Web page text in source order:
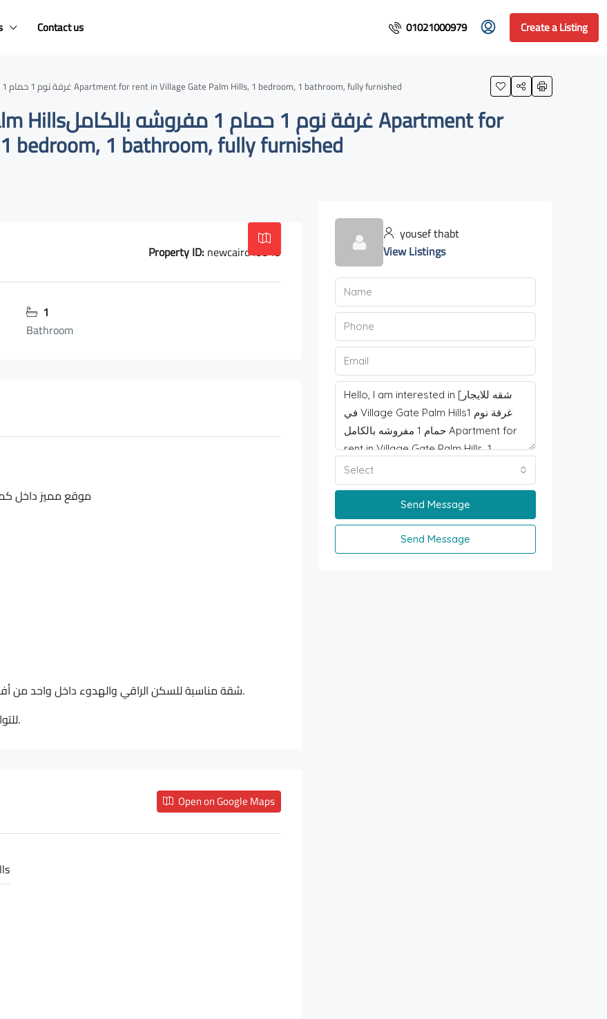
Contact us 01021000979 Create a Listing
شقه للايجار في Village Gate Palm Hillsغرفة نوم 1 حمام 1 مفروشه بالكامل Apartment for rent in Village Gate Palm Hills, 1 bedroom, 1 bathroom, fully furnished
bedroom, 1 bathroom, fully furnished
Property ID: newcairo49949
1
Bathroom
موقع مميز داخل
شقة مناسبة للسكن الراقي والهدوء داخل واحد من أفضل كمبوندات القاهرة الجديدة، وجاهزة للسكن الفوري.
للتواصل ومعرفة التفاصيل أو حجز معاينة.
Open on Google Maps
yousef thabt
View Listings
Select
Send Message
Send Message